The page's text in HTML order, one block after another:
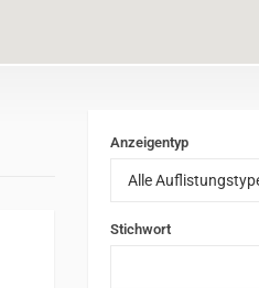
Anzeigentyp
Alle
Stichwort